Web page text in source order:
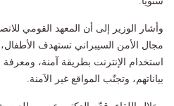
وأشار الوزير إلى أن المعهد القومي
مجال الأمن السيبراني تستهدف
استخدام الإنترنت بطريقة آمنة،
بياناتهم، وتجنّب المواقع غير الآمنة.